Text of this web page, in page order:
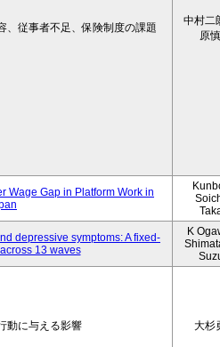
従事者不足、保険制度の課題
中村二
原
Wage Gap in Platform Work in
depressive symptoms: A fixed-
13 waves
K
動に与える影響 大杉